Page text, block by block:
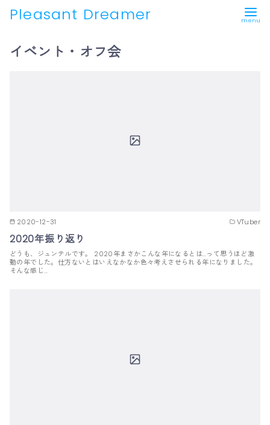
Pleasant Dreamer
イベント・オフ会
2020-12-31 VTuber
2020年振り返り
どうも、ジュンテルです。 2020年まさかこんな年になるとは…って思うほど激
動の年でした。仕方ないとはいえなかなか色々考えさせられる年になりました。
そんな感じ…